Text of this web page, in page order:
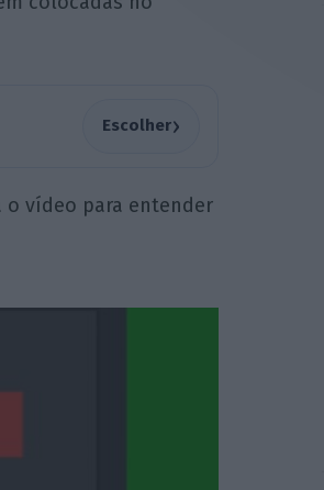
Escolher›
o vídeo para entender